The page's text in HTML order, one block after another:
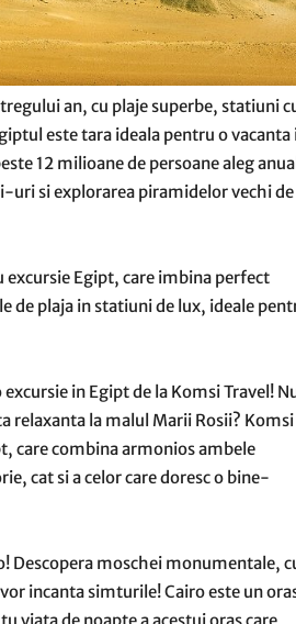
an, cu plaje superbe, statiuni
este tara ideala pentru o vacanta
12 milioane de persoane aleg
uri si explorarea piramidelor vechi
excursie Egipt, care imbina perfect
de plaja in statiuni de lux, ideale
in Egipt de la Komsi Travel!
relaxanta la malul Marii Rosii? Komsi
care combina armonios ambele
cat si a celor care doresc o bine-
Descopera moschei monumentale,
incanta simturile! Cairo este un